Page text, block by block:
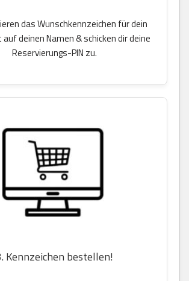
das Wunschkennzeichen für dein
deinen Namen & schicken dir deine
Reservierungs-PIN zu.
Kennzeichen bestellen!